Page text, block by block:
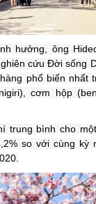
hưởng, ông
cứu Đời sống
phổ biến nhất
cơm hộp
trung bình cho
so với cùng kỳ